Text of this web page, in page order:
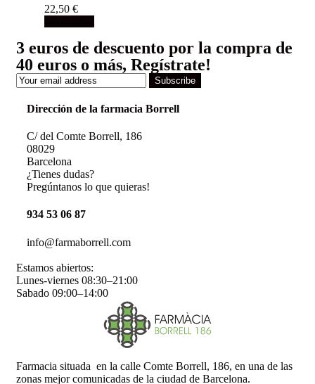
22,50 €
3 euros de descuento por la compra de
40 euros o más, Regístrate!
Subscribe
Dirección de la farmacia Borrell
C/ del Comte Borrell, 186
08029
Barcelona
¿Tienes dudas?
Pregúntanos lo que quieras!
934 53 06 87
info@farmaborrell.com
Estamos abiertos:
Lunes-viernes 08:30–21:00
Sabado 09:00–14:00
Farmacia situada en la calle Comte Borrell, 186, en una de las
zonas mejor comunicadas de la ciudad de Barcelona.